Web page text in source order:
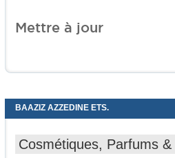
Mettre à jour
BAAZIZ AZZEDINE ETS.
Cosmétiques, Parfums